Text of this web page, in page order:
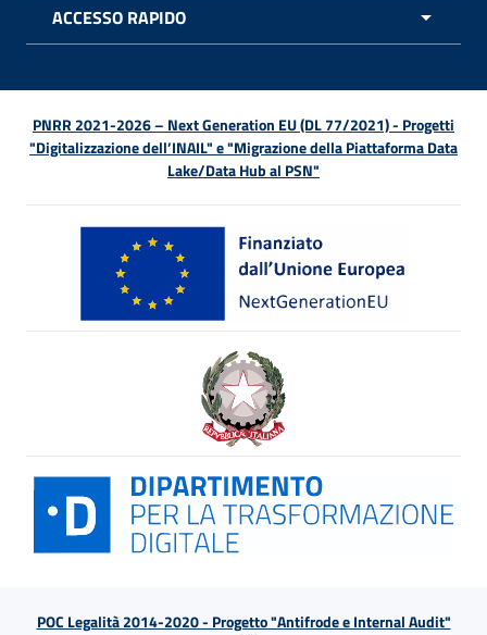
ACCESSO RAPIDO
PNRR 2021-2026 – Next Generation EU (DL 77/2021) - Progetti
"Digitalizzazione dell’INAIL" e "Migrazione della Piattaforma Data
Lake/Data Hub al PSN"
POC Legalità 2014-2020 - Progetto "Antifrode e Internal Audit"